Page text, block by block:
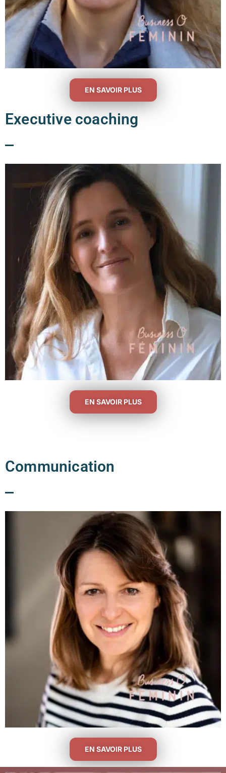
EN SAVOIR PLUS
Executive coaching
EN SAVOIR PLUS
Communication
EN SAVOIR PLUS